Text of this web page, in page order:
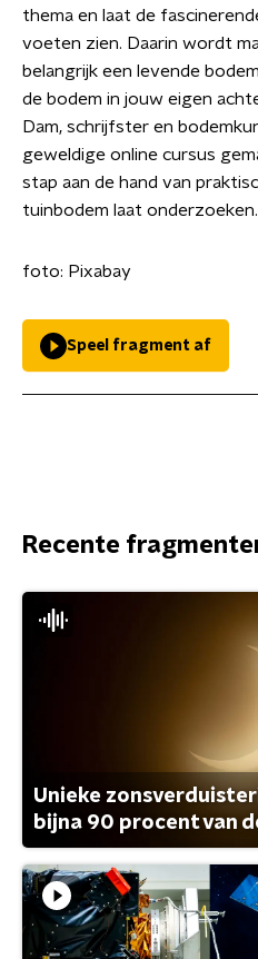
thema en laat de
voeten zien. Daarin wordt
belangrijk een levende
de bodem in jouw eigen
Dam, schrijfster en
geweldige online cursus
stap aan de hand van
tuinbodem laat onderzoeken.
foto: Pixabay
Speel fragment af
Recente
Unieke
bijna 90 procent van